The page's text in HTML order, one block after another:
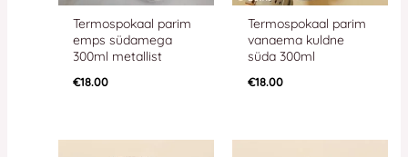
Termospokaal parim
emps südamega
300ml metallist
€18.00
Termospokaal parim
vanaema kuldne
süda 300ml
€18.00